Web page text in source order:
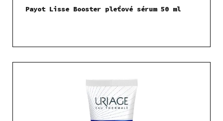
Payot Lisse Booster pleťové sérum 50 ml